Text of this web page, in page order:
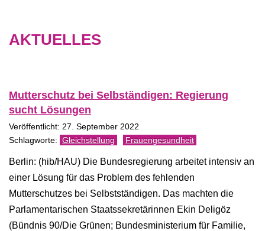
AKTUELLES
Mutterschutz bei Selbständigen: Regierung
sucht Lösungen
Veröffentlicht: 27. September 2022
Gleichstellung Frauengesundheit
Berlin: (hib/HAU) Die Bundesregierung arbeitet intensiv an
einer Lösung für das Problem des fehlenden
Mutterschutzes bei Selbstständigen. Das machten die
Parlamentarischen Staatssekretärinnen Ekin Deligöz
(Bündnis 90/Die Grünen; Bundesministerium für Familie,